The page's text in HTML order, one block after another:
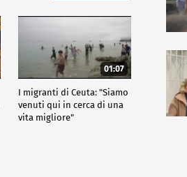
01:07
I migranti di Ceuta: "Siamo
venuti qui in cerca di una
vita migliore"